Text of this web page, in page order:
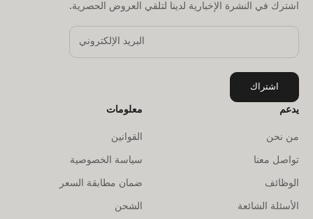
اشترك في النشرة الإخبارية لدينا لتلقي العروض الحصرية.
اشتراك
يدعم
من نحن
تواصل معنا
الوظائف
الأسئلة الشائعة
معلومات
القوانين
سياسة الخصوصية
ضمان مطابقة السعر
الشحن